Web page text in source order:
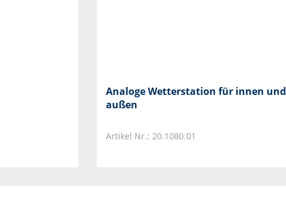
Analoge Wetterstation für innen und
außen
Artikel Nr.: 20.1080.01